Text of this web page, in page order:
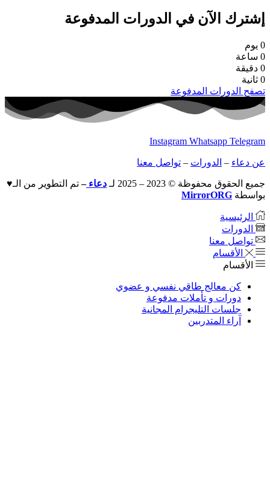
إشترك الآن في الدورات المدفوعة
0 يوم
0 ساعة
0 دقيقة
0 ثانية
تصفح الدورات المدفوعة
Instagram Whatsapp Telegram
عن دعاء – الدورات – تواصل معنا
جميع الحقوق محفوظة © 2023 – 2025 لـ دعاء–تم التطوير من الـ♥
بواسطة MirrorORG
الرئيسية
الدورات
تواصل معنا
الأقسام
الأقسام
كن معالج طاقي نفسي و عضوي
دورات و تأملات مدفوعة
جلسات التليجرام المجانية
آراء المتدربين